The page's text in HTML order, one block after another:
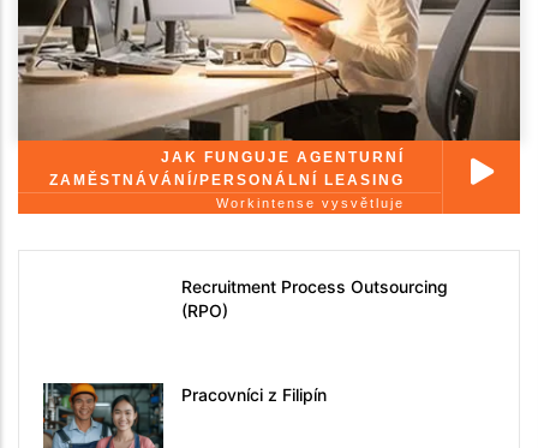
JAK FUNGUJE AGENTURNÍ
ZAMĚSTNÁVÁNÍ/PERSONÁLNÍ LEASING
Workintense vysvětluje
Recruitment Process Outsourcing
(RPO)
Pracovníci z Filipín